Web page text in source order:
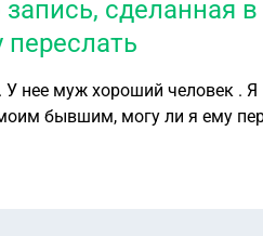
сделанная
нее муж хороший человек .
бывшим, могу ли я ему